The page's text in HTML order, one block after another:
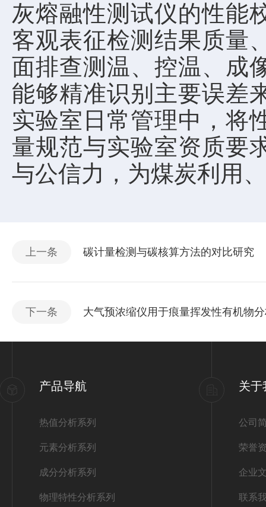
灰熔融性测试仪的性能
客观表征检测结果质量
面排查测温、控温、成
能够精准识别主要误差
实验室日常管理中，将
量规范与实验室资质要
与公信力，为煤炭利用
上一条 碳计量检测与碳核算方法的对比研究
下一条 大气预浓缩仪用于痕量挥发性有机物
产品导航
热值分析系列
元素分析系列
成分分析系列
物理特性分析系列
关于
公司
荣誉
企业
联系